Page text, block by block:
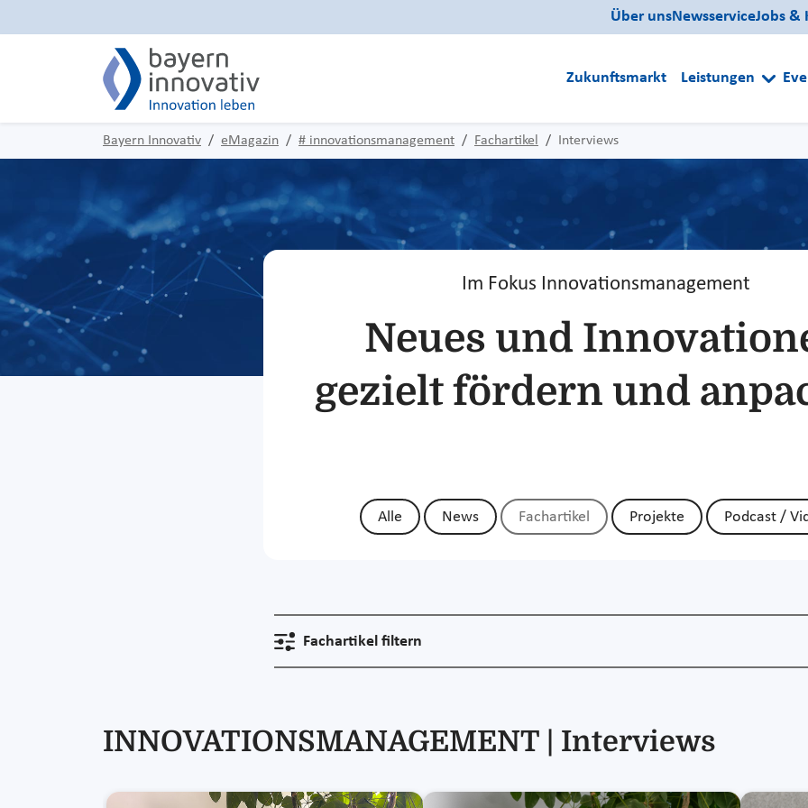
Über unsNewsserviceJobs &
Zukunftsmarkt Leistungen
Bayern Innovativ eMagazin # innovationsmanagement Fachartikel Interviews
Im Fokus Innovationsmanagement
Neues und
gezielt fördern und
Alle News Fachartikel Projekte Podcast /
Fachartikel filtern
INNOVATIONSMANAGEMENT | Interviews